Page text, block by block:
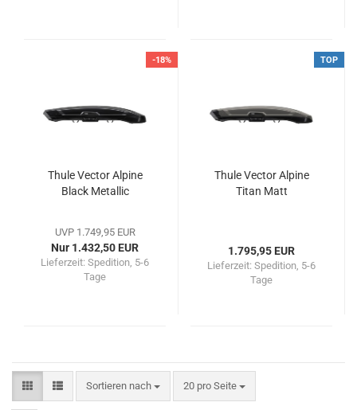
-18%
Thule Vector Alpine
Black Metallic
UVP 1.749,95 EUR
Nur 1.432,50 EUR
Lieferzeit: Spedition, 5-6
Tage
TOP
Thule Vector Alpine
Titan Matt
1.795,95 EUR
Lieferzeit: Spedition, 5-6
Tage
Sortieren nach
Sortieren nach 20 pro Seite
pro Seite